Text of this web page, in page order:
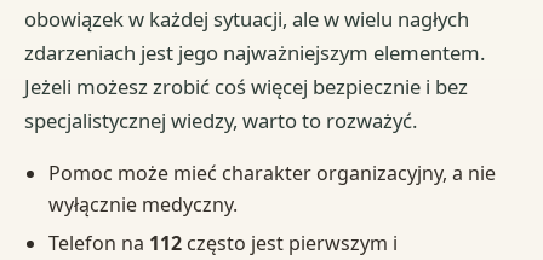
obowiązek w każdej sytuacji, ale w wielu nagłych
zdarzeniach jest jego najważniejszym elementem.
Jeżeli możesz zrobić coś więcej bezpiecznie i bez
specjalistycznej wiedzy, warto to rozważyć.
Pomoc może mieć charakter organizacyjny, a nie
wyłącznie medyczny.
Telefon na 112często jest pierwszym i